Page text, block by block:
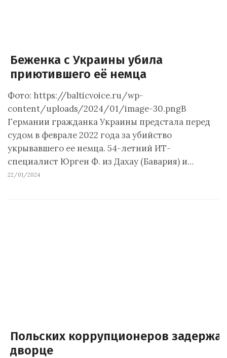
Беженка с Украины убила
приютившего её немца
Фото: https://balticvoice.ru/wp-
content/uploads/2024/01/image-30.pngВ
Германии гражданка Украины предстала перед
судом в феврале 2022 года за убийство
укрывавшего ее немца. 54-летний ИТ-
специалист Юрген Ф. из Дахау (Бавария) и…
22/01/2024
Польских коррупционеров
дворце